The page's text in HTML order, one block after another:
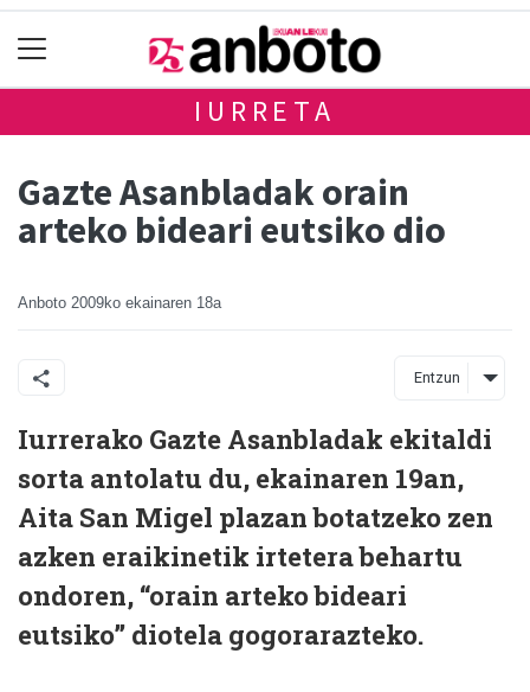
IURRETA
Gazte Asanbladak orain
arteko bideari eutsiko dio
Anboto 2009ko ekainaren 18a
Entzun
Iurrerako Gazte Asanbladak ekitaldi
sorta antolatu du, ekainaren 19an,
Aita San Migel plazan botatzeko zen
azken eraikinetik irtetera behartu
ondoren, “orain arteko bideari
eutsiko” diotela gogorarazteko.